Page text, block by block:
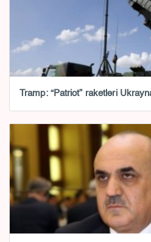
Tramp: “Patriot” raketləri